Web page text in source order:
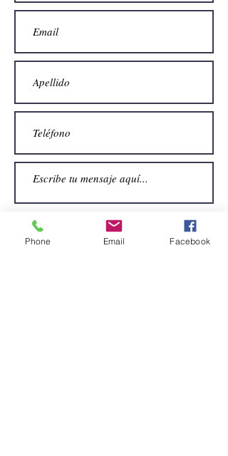
Enviar
Phone Email Facebook